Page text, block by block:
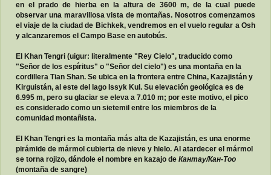
en el prado de hierba en la altura de 3600 m, de la cual puede
observar una maravillosa vista de montañas. Nosotros comenzamos
el viaje de la ciudad de Bichkek, vendremos en el vuelo regular a Osh
y alcanzaremos el Campo Base en autobús.
El Khan Tengri (uigur: literalmente "Rey Cielo", traducido como
"Señor de los espíritus" o "Señor del cielo") es una montaña en la
cordillera Tian Shan. Se ubica en la frontera entre China, Kazajistán y
Kirguistán, al este del lago Issyk Kul. Su elevación geológica es de
6.995 m, pero su glaciar se eleva a 7.010 m; por este motivo, el pico
es considerado como un sietemil entre los miembros de la
comunidad montañista.
El Khan Tengri es la montaña más alta de Kazajistán, es una enorme
pirámide de mármol cubierta de nieve y hielo. Al atardecer el mármol
se torna rojizo, dándole el nombre en kazajo de Кантау/Кан-Тоо
(montaña de sangre)